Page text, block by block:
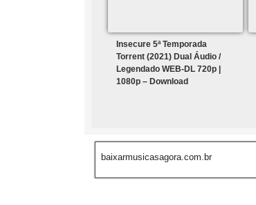
Insecure 5ª Temporada
Torrent (2021) Dual Áudio /
Legendado WEB-DL 720p |
1080p – Download
baixarmusicasagora.com.br